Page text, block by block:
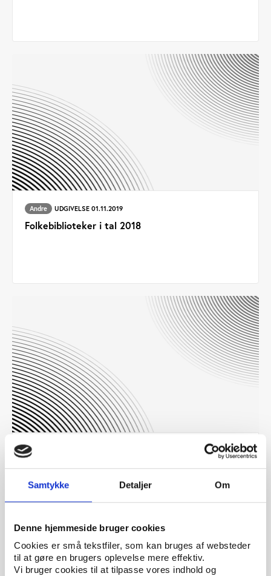
Samtykke Detaljer Om
Denne hjemmeside bruger cookies
Cookies er små tekstfiler, som kan bruges af websteder
til at gøre en brugers oplevelse mere effektiv.
Vi bruger cookies til at tilpasse vores indhold og
Andre UDGIVELSE 01.11.2019
Folkebiblioteker i tal 2018
Andre
Det gode ungdomsliv